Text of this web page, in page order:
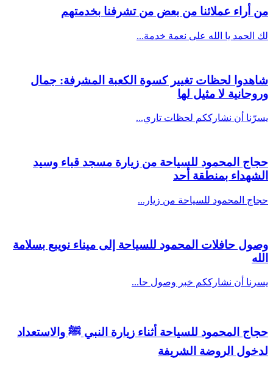
من أراء عملائنا من بعض من تشرفنا بخدمتهم
لك الحمد يا الله على نعمة خدمة...
شاهدوا لحظات تغيير كسوة الكعبة المشرفة: جمال
وروحانية لا مثيل لها
يسرّنا أن نشارككم لحظات تاري...
حجاج المحمود للسياحة من زيارة مسجد قباء وسيد
الشهداء بمنطقة أحد
حجاج المحمود للسياحة من زيار...
وصول حافلات المحمود للسياحة إلى ميناء نويبع بسلامة
الله
يسرنا أن نشارككم خبر وصول حا...
حجاج المحمود للسياحة أثناء زيارة النبي ﷺ والاستعداد
لدخول الروضة الشريفة